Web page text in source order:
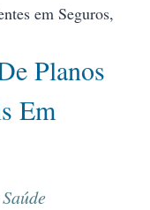
em Seguros,
Planos
Em